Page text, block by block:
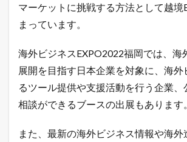
0
福
岡
」
に
C
a
e
マーケットに挑戦する方法として越境
まっています。
海外ビジネスEXPO2022福岡では、海
展開を目指す日本企業を対象に、海外
るツール提供や支援活動を行う企業、
相談ができるブースの出展もあります。
また、最新の海外ビジネス情報や海外